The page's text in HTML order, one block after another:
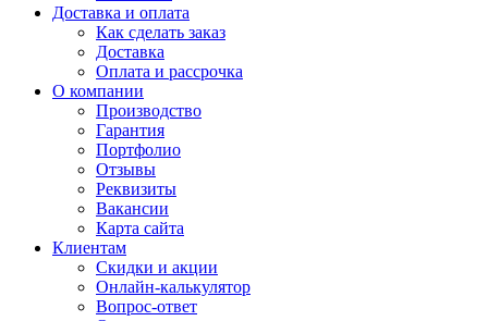
Доставка и оплата
Как сделать заказ
Доставка
Оплата и рассрочка
О компании
Производство
Гарантия
Портфолио
Отзывы
Реквизиты
Вакансии
Карта сайта
Клиентам
Скидки и акции
Онлайн-калькулятор
Вопрос-ответ